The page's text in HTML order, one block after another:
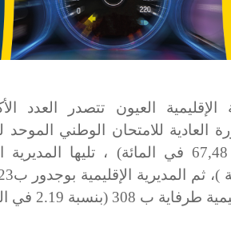
الإقليمية العيون تتصدر العدد
العادية للامتحان الوطني الموحد
بما مجموعه 6257 (بنسبة 67,48 في المائة) ،
(بنسبة 2.19 في المائة).